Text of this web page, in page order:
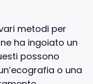
metodi per
ha ingoiato un
possono
o una